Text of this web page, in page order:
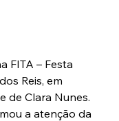
FITA – Festa
Reis, em
de Clara Nunes.
a atenção da